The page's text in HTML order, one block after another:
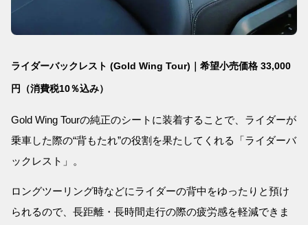
ライダーバックレスト (Gold Wing Tour)｜希望小売価格 33,000
円（消費税10％込み）
Gold Wing Tourの純正のシートに装着することで、ライダーが
乗車した際の“背もたれ”の役割を果たしてくれる「ライダーバ
ックレスト」。
ロングツーリング時などにライダーの背中をゆったりと預け
られるので、長距離・長時間走行の際の疲労感を軽減できま